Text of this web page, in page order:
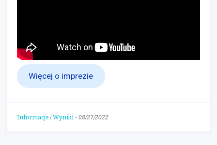
Więcej o imprezie
Informacje / Wyniki- 08/27/2022